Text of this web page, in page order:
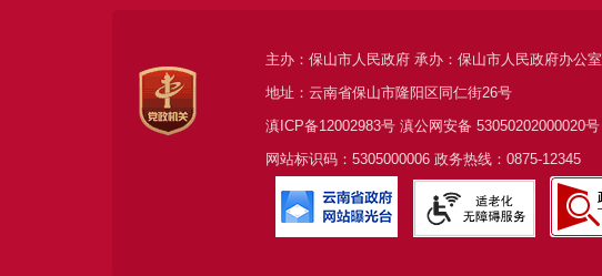
主办：保山市人民政府 承办：保山市人民政府办公室
地址：云南省保山市隆阳区同仁街26号
滇ICP备12002983号滇公网安备 53050202000020号
网站标识码：5305000006 政务热线：0875-12345